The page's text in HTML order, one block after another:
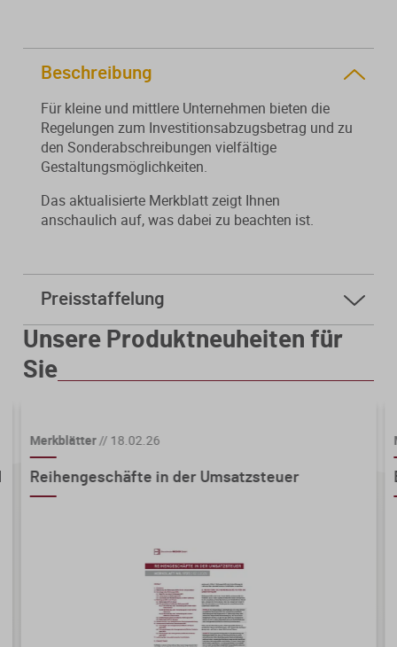
Beschreibung
Für kleine und mittlere Unternehmen bieten die
Regelungen zum Investitionsabzugsbetrag und zu
den Sonderabschreibungen vielfältige
Gestaltungsmöglichkeiten.
Das aktualisierte Merkblatt zeigt Ihnen
anschaulich auf, was dabei zu beachten ist.
Preisstaffelung
ab5 Stk.4,40 € * sparen Sie 48%
ab10 Stk. 3,00 € * sparen Sie 65%
Mindestbestellmenge 2 Stk.
Unsere Produktneuheiten für
Sie
Merkblätter// 18.02.26
Reihengeschäfte in der Umsatzsteuer